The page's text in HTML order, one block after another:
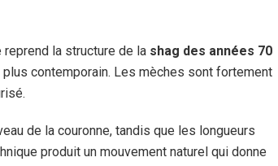
reprend la structure de la shag des années 70
plus contemporain. Les mèches sont fortement
de la couronne, tandis que les longueurs
produit un mouvement naturel qui donne